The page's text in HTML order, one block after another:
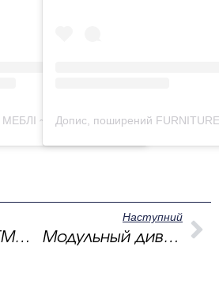
Допис, поширений МЕБЛІ ~> Дивани • Крісла • Пуфи • Ліжка • Стільці (@kaizen_in_ua)
Банкетка RITMO — мягкий акцент, меняющий ощущение прихожей
Наступний
Модульный диван Exotiq – скульптурная форма для современного интерьера.